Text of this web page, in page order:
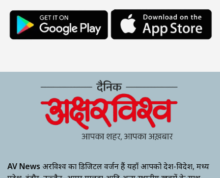
AV News अक्षरविश्व का डिजिटल वर्जन हैं यहाँ आपको देश-विदेश, मध्य